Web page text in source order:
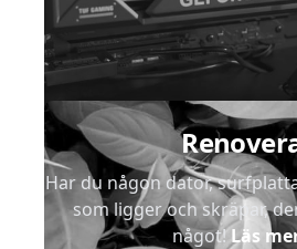
Har du någon dator,
som ligger och skräpar,
något!Läs